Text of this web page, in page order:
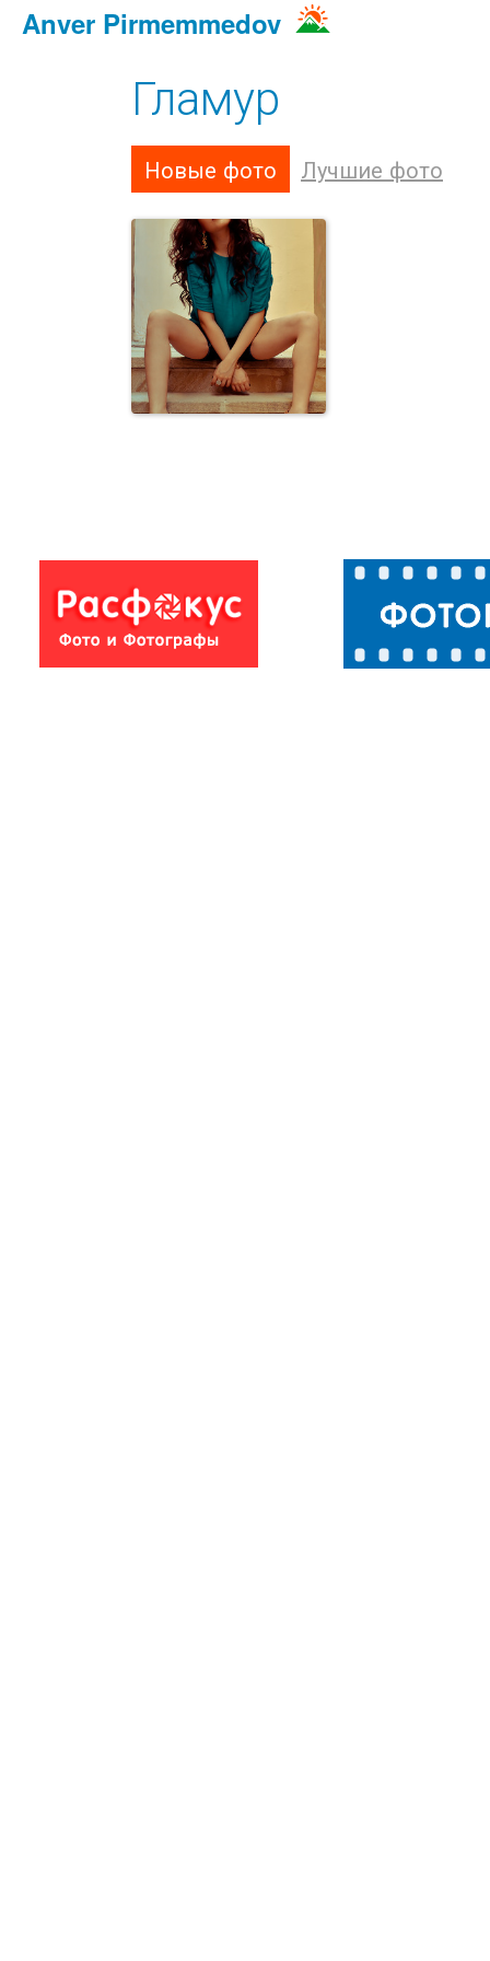
Anver Pirmemmedov
Гламур
Новые фото Лучшие фото
Гламур